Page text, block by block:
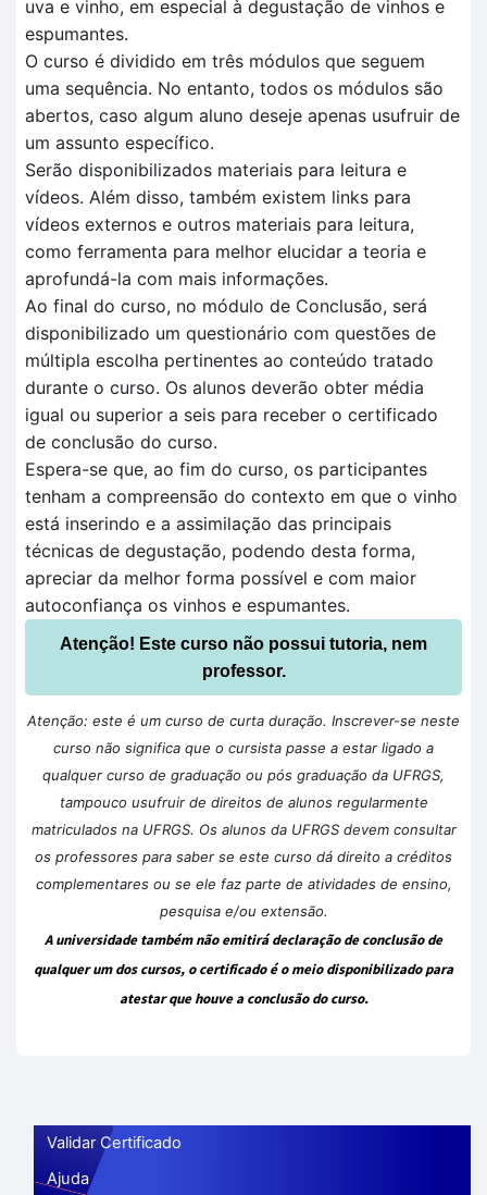
uva e vinho, em especial à degustação de vinhos e
espumantes.
O curso é dividido em três módulos que seguem
uma sequência. No entanto, todos os módulos são
abertos, caso algum aluno deseje apenas usufruir de
um assunto específico.
Serão disponibilizados materiais para leitura e
vídeos. Além disso, também existem links para
vídeos externos e outros materiais para leitura,
como ferramenta para melhor elucidar a teoria e
aprofundá-la com mais informações.
Ao final do curso, no módulo de Conclusão, será
disponibilizado um questionário com questões de
múltipla escolha pertinentes ao conteúdo tratado
durante o curso. Os alunos deverão obter média
igual ou superior a seis para receber o certificado
de conclusão do curso.
Espera-se que, ao fim do curso, os participantes
tenham a compreensão do contexto em que o vinho
está inserindo e a assimilação das principais
técnicas de degustação, podendo desta forma,
apreciar da melhor forma possível e com maior
autoconfiança os vinhos e espumantes.
Atenção! Este curso não possui tutoria, nem
professor.
Atenção: este é um curso de curta duração. Inscrever-se neste
curso não significa que o cursista passe a estar ligado a
qualquer curso de graduação ou pós graduação da UFRGS,
tampouco usufruir de direitos de alunos regularmente
matriculados na UFRGS. Os alunos da UFRGS devem consultar
os professores para saber se este curso dá direito a créditos
complementares ou se ele faz parte de atividades de ensino,
pesquisa e/ou extensão.
A universidade também não emitirá declaração de conclusão de
qualquer um dos cursos, o certificado é o meio disponibilizado para
atestar que houve a conclusão do curso.
Validar Certificado
Ajuda